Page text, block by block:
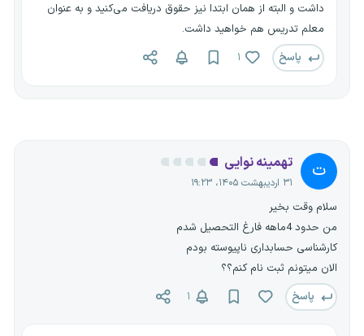
داشت و البته از همان ابتدا نیز حقوق دریافت می‌کنید و به عنوان
معلم تدریس هم خواهید داشت.
پاسخ
۱
ت تهمینه نوایی
۳۱ اردیبهشت ۱۴۰۵، ۱۹:۲۳
سلام وقت بخیر
من حدود 4ماهه فارغ التحصیل شدم
کارشناسی حسابداری ناپیوسته بودم
الان میتونم ثبت نام کنم؟؟
پاسخ
۱